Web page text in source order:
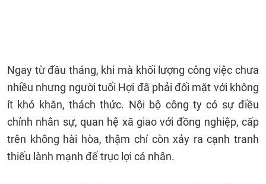
Ngay từ đầu tháng, khi mà khối lượng công việc chưa
nhiều nhưng người tuổi Hợi đã phải đối mặt với không
ít khó khăn, thách thức. Nội bộ công ty có sự điều
chỉnh nhân sự, quan hệ xã giao với đồng nghiệp, cấp
trên không hài hòa, thậm chí còn xảy ra cạnh tranh
thiếu lành mạnh để trục lợi cá nhân.